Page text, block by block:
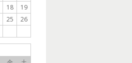
18
19
25
26